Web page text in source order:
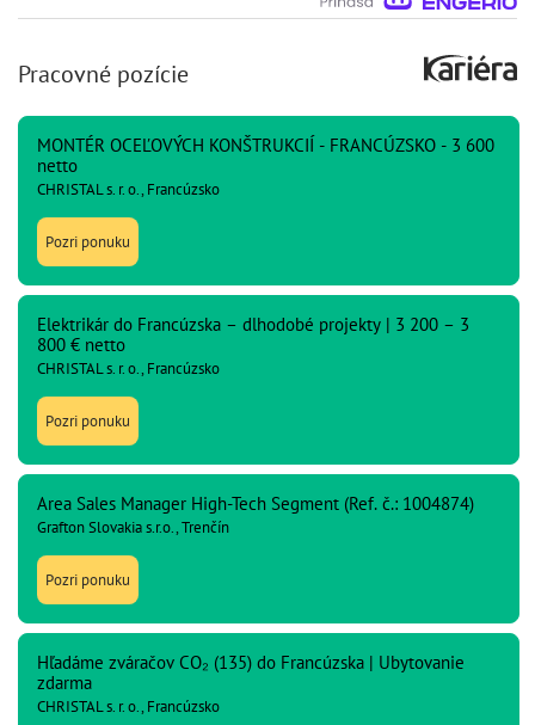
Pracovné pozície
MONTÉR OCEĽOVÝCH KONŠTRUKCIÍ - FRANCÚZSKO - 3 600
netto
CHRISTAL s. r. o., Francúzsko
Pozri ponuku
Elektrikár do Francúzska – dlhodobé projekty | 3 200 – 3
800 € netto
CHRISTAL s. r. o., Francúzsko
Pozri ponuku
Area Sales Manager High-Tech Segment (Ref. č.: 1004874)
Grafton Slovakia s.r.o., Trenčín
Pozri ponuku
Hľadáme zváračov CO₂ (135) do Francúzska | Ubytovanie
zdarma
CHRISTAL s. r. o., Francúzsko